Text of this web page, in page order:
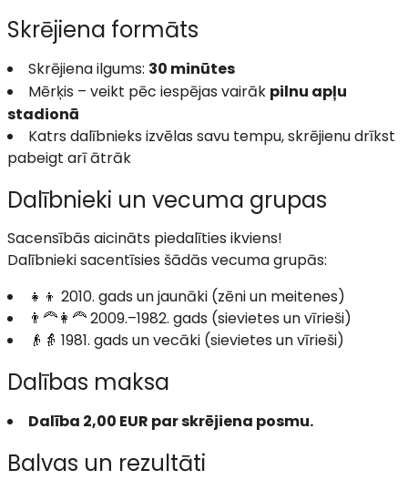
Skrējiena formāts
Skrējiena ilgums: 30 minūtes
Mērķis – veikt pēc iespējas vairāk pilnu apļu
stadionā
Katrs dalībnieks izvēlas savu tempu, skrējienu drīkst
pabeigt arī ātrāk
Dalībnieki un vecuma grupas
Sacensībās aicināts piedalīties ikviens!
Dalībnieki sacentīsies šādās vecuma grupās:
👧👦 2010. gads un jaunāki (zēni un meitenes)
👨‍🦰👩‍🦰 2009.–1982. gads (sievietes un vīrieši)
👴👵 1981. gads un vecāki (sievietes un vīrieši)
Dalības maksa
Dalība 2,00 EUR par skrējiena posmu.
Balvas un rezultāti